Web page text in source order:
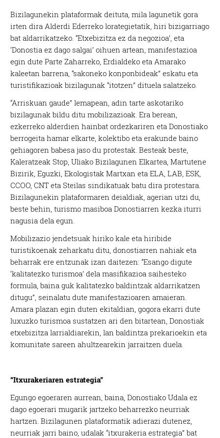
Bizilagunekin plataformak deituta, mila lagunetik gora
irten dira Alderdi Ederreko lorategietatik, hiri bizigarriago
bat aldarrikatzeko. “Etxebizitza ez da negozioa’, eta
‘Donostia ez dago salgai’ oihuen artean, manifestazioa
egin dute Parte Zaharreko, Erdialdeko eta Amarako
kaleetan barrena, “sakoneko konponbideak” eskatu eta
turistifikazioak bizilagunak “itotzen” dituela salatzeko.
“Arriskuan gaude” lemapean, adin tarte askotariko
bizilagunak bildu ditu mobilizazioak. Era berean,
ezkerreko alderdien hainbat ordezkariren eta Donostiako
berrogeita hamar elkarte, kolektibo eta erakunde baino
gehiagoren babesa jaso du protestak. Besteak beste,
Kaleratzeak Stop, Uliako Bizilagunen Elkartea, Martutene
Bizirik, Eguzki, Ekologistak Martxan eta ELA, LAB, ESK,
CCOO, CNT eta Steilas sindikatuak batu dira protestara.
Bizilagunekin plataformaren deialdiak, agerian utzi du,
beste behin, turismo masiboa Donostiarren kezka iturri
nagusia dela egun.
Mobilizazio jendetsuak hiriko kale eta hiribide
turistikoenak zeharkatu ditu, donostiarren nahiak eta
beharrak ere entzunak izan daitezen: “Esango digute
‘kalitatezko turismoa’ dela masifikazioa saihesteko
formula, baina guk kalitatezko baldintzak aldarrikatzen
ditugu”, seinalatu dute manifestazioaren amaieran.
Amara plazan egin duten ekitaldian, gogora ekarri dute
luxuzko turismoa sustatzen ari den bitartean, Donostiak
etxebizitza larrialdiarekin, lan baldintza prekarioekin eta
komunitate sareen ahultzearekin jarraitzen duela.
“Itxurakeriaren estrategia”
Egungo egoeraren aurrean, baina, Donostiako Udala ez
dago egoerari mugarik jartzeko beharrezko neurriak
hartzen. Bizilagunen plataformatik adierazi dutenez,
neurriak jarri baino, udalak “itxurakeria estrategia” bat